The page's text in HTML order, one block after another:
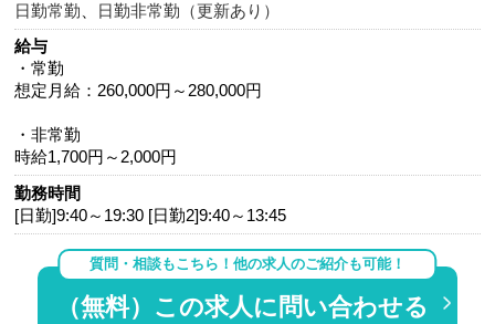
日勤常勤
日勤非常勤（更新あり）
給与
・常勤
想定月給：260,000円～280,000円
・非常勤
時給1,700円～2,000円
勤務時間
[日勤]9:40～19:30 [日勤2]9:40～13:45
質問・相談もこちら！他の求人のご紹介も可能！
（無料）この求人に問い合わせる